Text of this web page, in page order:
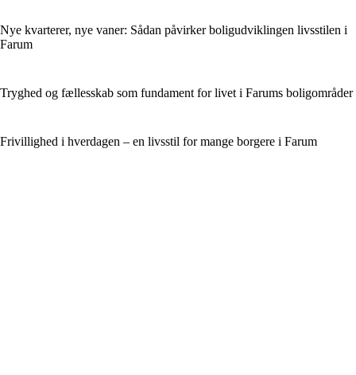
Nye kvarterer, nye vaner: Sådan påvirker boligudviklingen livsstilen i
Farum
Tryghed og fællesskab som fundament for livet i Farums boligområder
Frivillighed i hverdagen – en livsstil for mange borgere i Farum